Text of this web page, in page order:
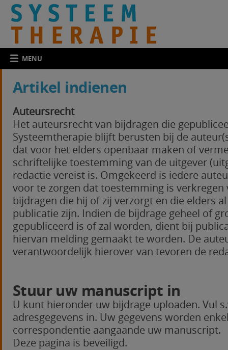
MENU
Artikel indienen
Auteursrecht
Het auteursrecht van bijdragen die
Systeemtherapie blijft berusten bij de
dat voor het elders openbaar maken of
schriftelijke toestemming van de uitgever
redactie vereist is. Omgekeerd is iedere
voor te zorgen dat toestemming is verkregen
bijdragen die hij of zij verzorgt en die elders
publicatie zijn. Indien de bijdrage geheel of
gepubliceerd is of zal worden, dient bij
hiervan melding gemaakt te worden. De
verantwoordelijk hierover van tevoren de
Stuur uw manuscript in
U kunt hieronder uw bijdrage uploaden. Vul
adresgegevens in. Uw gegevens worden
correspondentie aangaande uw manuscript.
Deze pagina is beveiligd.